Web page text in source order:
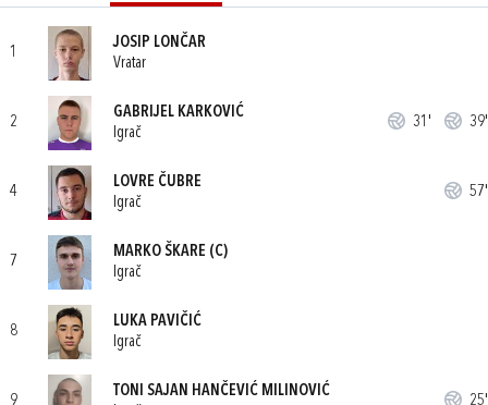
1
JOSIP LONČAR
Vratar
2
GABRIJEL KARKOVIĆ
Igrač
31' 39'
4
LOVRE ČUBRE
Igrač
57'
7
MARKO ŠKARE (C)
Igrač
8
LUKA PAVIČIĆ
Igrač
9
TONI SAJAN HANČEVIĆ MILINOVIĆ
25'